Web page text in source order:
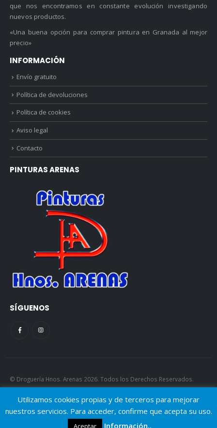
que nos encontramos en constante evolución investigando
nuevos productos.
«Una buena opción para comprar pintura en Granada al mejor
precio»
INFORMACIÓN
Envío gratuito
Política de devoluciones
Política de cookies
Aviso legal
Contacto
PINTURAS ARENAS
SÍGUENOS
© Droguería Hnos. Arenas 2026. Todos los Derechos Reservados.
AJGP.
Utilizamos cookies propias y de terceros para mejorar
nuestros servicios. Para acceder, confirme que acepta su uso.
Aceptar Información..